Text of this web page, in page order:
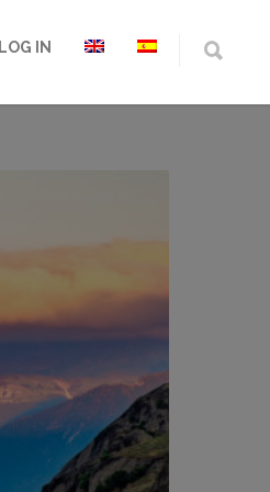
LOG IN